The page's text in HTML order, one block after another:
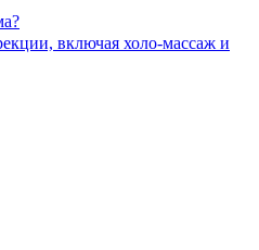
включая холо-массаж и